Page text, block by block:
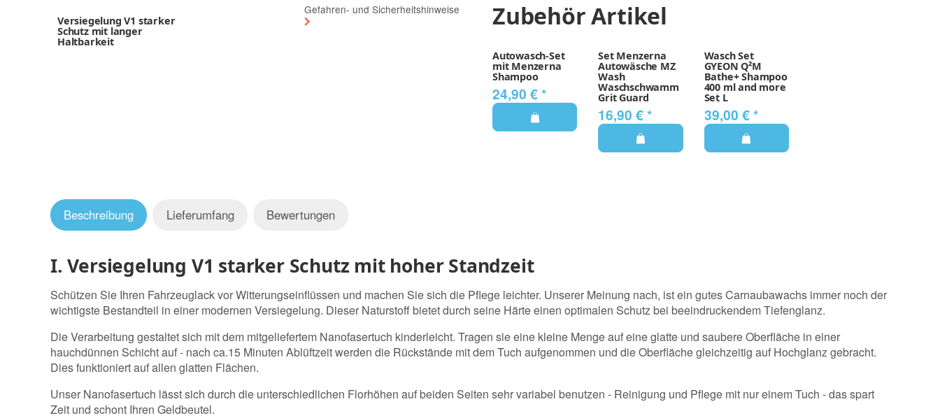
Versiegelung V1 starker
Schutz mit langer
Haltbarkeit
Gefahren- und Sicherheitshinweise Zubehör Artikel
Autowasch-Set
mit Menzerna
Shampoo
24,90 €*
Set Menzerna
Autowäsche MZ
Wash
Waschschwamm
Grit Guard
16,90 €*
Wasch Set
GYEON Q²M
Bathe+ Shampoo
400 ml and more
Set L
39,00 €*
Beschreibung Lieferumfang Bewertungen
I. Versiegelung V1 starker Schutz mit hoher Standzeit
Schützen Sie Ihren Fahrzeuglack vor Witterungseinflüssen und machen Sie sich die Pflege leichter. Unserer Meinung nach, ist ein gutes Carnaubawachs immer noch der
wichtigste Bestandteil in einer modernen Versiegelung. Dieser Naturstoff bietet durch seine Härte einen optimalen Schutz bei beeindruckendem Tiefenglanz.
Die Verarbeitung gestaltet sich mit dem mitgeliefertem Nanofasertuch kinderleicht. Tragen sie eine kleine Menge auf eine glatte und saubere Oberfläche in einer
hauchdünnen Schicht auf - nach ca.15 Minuten Ablüftzeit werden die Rückstände mit dem Tuch aufgenommen und die Oberfläche gleichzeitig auf Hochglanz gebracht.
Dies funktioniert auf allen glatten Flächen.
Unser Nanofasertuch lässt sich durch die unterschiedlichen Florhöhen auf beiden Seiten sehr variabel benutzen - Reinigung und Pflege mit nur einem Tuch - das spart
Zeit und schont Ihren Geldbeutel.